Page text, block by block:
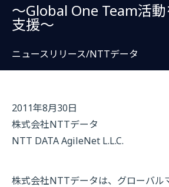
～Global One Team活
支援～
ニュースリリース/NTTデータ
2011年8月30日
株式会社NTTデータ
NTT DATA AgileNet L.L.C.
株式会社NTTデータは、グローバル